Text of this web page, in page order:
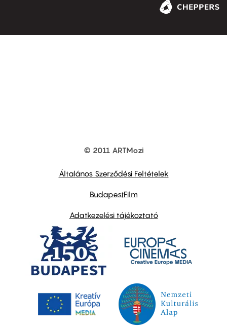
© 2011 ARTMozi
Általános Szerződési Feltételek
BudapestFilm
Adatkezelési tájékoztató